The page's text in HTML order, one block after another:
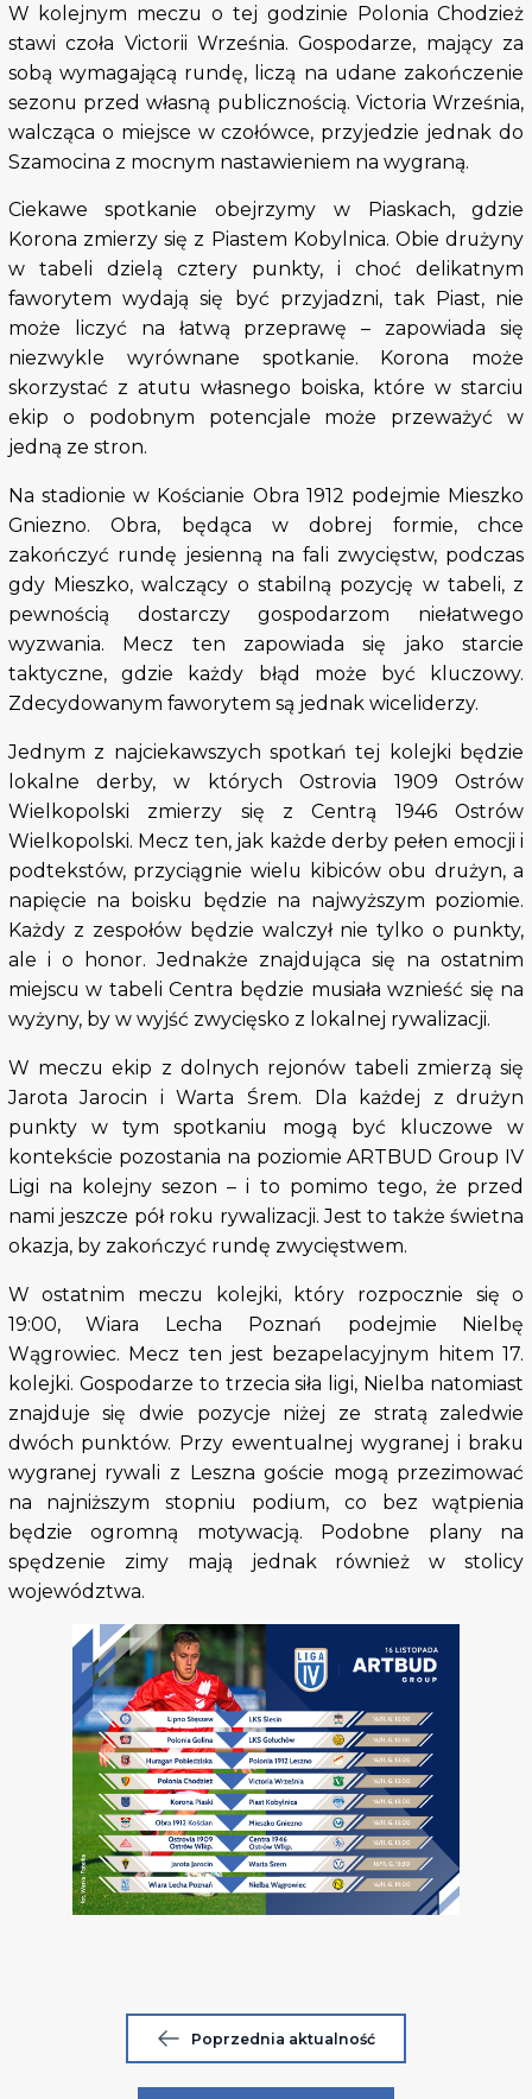
W kolejnym meczu o tej godzinie Polonia Chodzież
stawi czoła Victorii Września. Gospodarze, mający za
sobą wymagającą rundę, liczą na udane zakończenie
sezonu przed własną publicznością. Victoria Września,
walcząca o miejsce w czołówce, przyjedzie jednak do
Szamocina z mocnym nastawieniem na wygraną.
Ciekawe spotkanie obejrzymy w Piaskach, gdzie
Korona zmierzy się z Piastem Kobylnica. Obie drużyny
w tabeli dzielą cztery punkty, i choć delikatnym
faworytem wydają się być przyjadzni, tak Piast, nie
może liczyć na łatwą przeprawę – zapowiada się
niezwykle wyrównane spotkanie. Korona może
skorzystać z atutu własnego boiska, które w starciu
ekip o podobnym potencjale może przeważyć w
jedną ze stron.
Na stadionie w Kościanie Obra 1912 podejmie Mieszko
Gniezno. Obra, będąca w dobrej formie, chce
zakończyć rundę jesienną na fali zwycięstw, podczas
gdy Mieszko, walczący o stabilną pozycję w tabeli, z
pewnością dostarczy gospodarzom niełatwego
wyzwania. Mecz ten zapowiada się jako starcie
taktyczne, gdzie każdy błąd może być kluczowy.
Zdecydowanym faworytem są jednak wiceliderzy.
Jednym z najciekawszych spotkań tej kolejki będzie
lokalne derby, w których Ostrovia 1909 Ostrów
Wielkopolski zmierzy się z Centrą 1946 Ostrów
Wielkopolski. Mecz ten, jak każde derby pełen emocji i
podtekstów, przyciągnie wielu kibiców obu drużyn, a
napięcie na boisku będzie na najwyższym poziomie.
Każdy z zespołów będzie walczył nie tylko o punkty,
ale i o honor. Jednakże znajdująca się na ostatnim
miejscu w tabeli Centra będzie musiała wznieść się na
wyżyny, by w wyjść zwycięsko z lokalnej rywalizacji.
W meczu ekip z dolnych rejonów tabeli zmierzą się
Jarota Jarocin i Warta Śrem. Dla każdej z drużyn
punkty w tym spotkaniu mogą być kluczowe w
kontekście pozostania na poziomie ARTBUD Group IV
Ligi na kolejny sezon – i to pomimo tego, że przed
nami jeszcze pół roku rywalizacji. Jest to także świetna
okazja, by zakończyć rundę zwycięstwem.
W ostatnim meczu kolejki, który rozpocznie się o
19:00, Wiara Lecha Poznań podejmie Nielbę
Wągrowiec. Mecz ten jest bezapelacyjnym hitem 17.
kolejki. Gospodarze to trzecia siła ligi, Nielba natomiast
znajduje się dwie pozycje niżej ze stratą zaledwie
dwóch punktów. Przy ewentualnej wygranej i braku
wygranej rywali z Leszna goście mogą przezimować
na najniższym stopniu podium, co bez wątpienia
będzie ogromną motywacją. Podobne plany na
spędzenie zimy mają jednak również w stolicy
województwa.
Poprzednia aktualność